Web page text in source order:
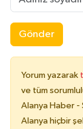
Gönder
Yorum yazarak
ve tüm
Alanya Haber -
Alanya hiçbir